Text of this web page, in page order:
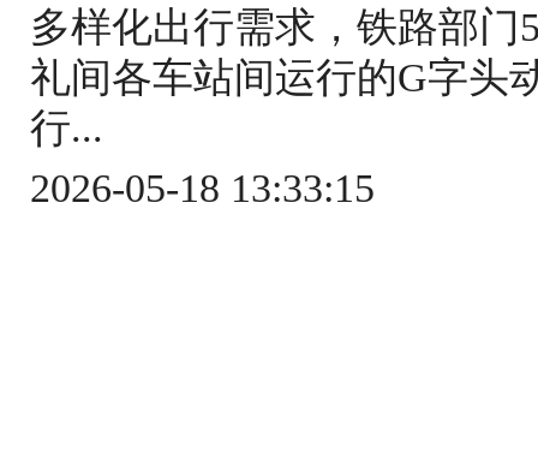
多样化出行需求，铁路部门
礼间各车站间运行的G字头
行...
2026-05-18 13:33:15